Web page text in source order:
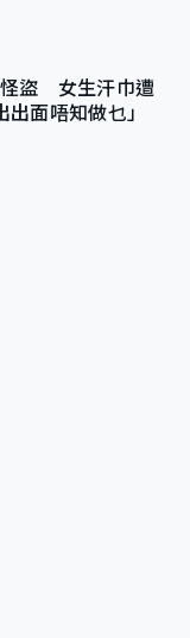
怪盜 女生汗巾遭
面唔知做乜」